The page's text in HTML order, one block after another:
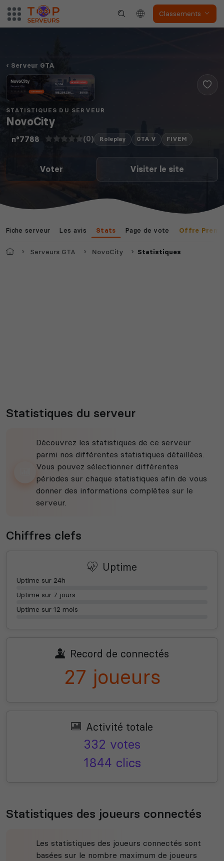
Classements
Serveur GTA
STATISTIQUES DU SERVEUR
NovoCity
n°7788 (0) Roleplay GTA V FIVEM
Voter Visiter le site
Fiche serveur Les avis Stats Page de vote Offre
AccueilServeurs GTA NovoCity Statistiques
Statistiques du serveur
Découvrez les statistiques de ce serveur
parmi nos différentes statistiques détaillées.
Vous pouvez sélectionner différentes
périodes sur chaque statistiques afin de vous
donner des informations complètes sur le
serveur.
Chiffres clefs
Uptime
Uptime sur 24h
Uptime sur 7 jours
Uptime sur 12 mois
Record de connectés
27 joueurs
Activité totale
332 votes
1844 clics
Statistiques des joueurs connectés
Les statistiques des joueurs connectés sont
basées sur le nombre maximum de joueurs